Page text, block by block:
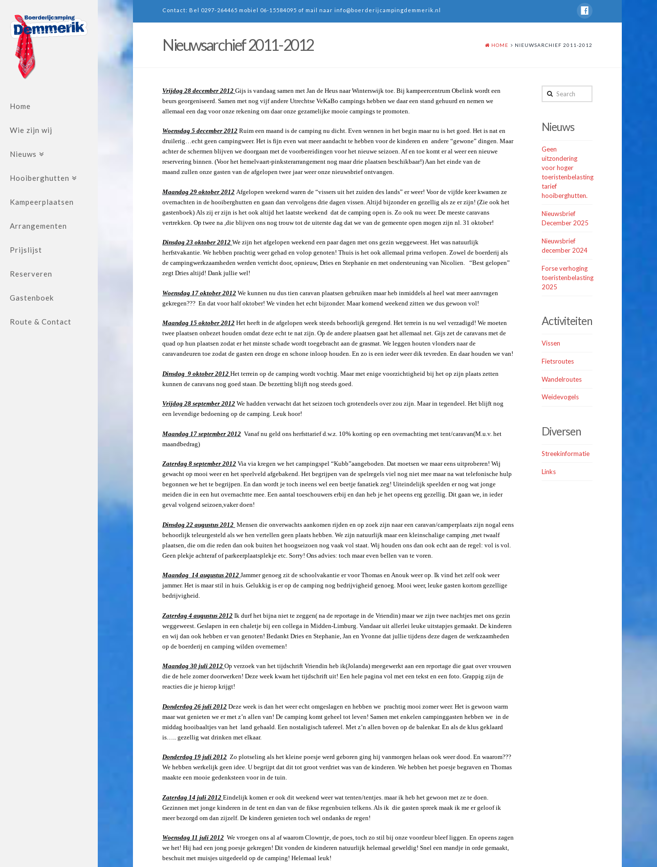
Contact: Bel 0297-264465 mobiel 06-15584095 of mail naar info@boerderijcampingdemmerik.nl
Home
Wie zijn wij
Nieuws
Hooiberghutten
Kampeerplaatsen
Arrangementen
Prijslijst
Reserveren
Gastenboek
Route & Contact
Nieuwsarchief 2011-2012 HOME NIEUWSARCHIEF 2011-2012
Vrijdag 28 december 2012 Gijs is vandaag samen met Jan de Heus naar Winterswijk toe. Bij kampeercentrum Obelink wordt een
beurs georgeniseerd. Samen met nog vijf andere Utrechtse VeKaBo campings hebben we daar een stand gehuurd en nemen we
allemaal een dag voor onze rekening om daar onze gezamelijke mooie campings te promoten.
Woensdag 5 december 2012 Ruim een maand is de camping nu dicht. Even wennen in het begin maar nu is het goed. Het is nat en
druilerig…echt geen campingweer. Het is fijn even wat meer aandacht te hebben voor de kinderen en andere “gewone” dingen. Maar
achter de schermen blijven we doorgaan met de voorbereidingen voor het nieuwe seizoen. Af en toe komt er al weer een nieuwe
reservering binnen. (Voor het hemelvaart-pinksterarrangement nog maar drie plaatsen beschikbaar!) Aan het einde van de
maand zullen onze gasten van de afgelopen twee jaar weer onze nieuwsbrief ontvangen.
Maandag 29 oktober 2012 Afgelopen weekend waren de “vissers uit het zuiden des lands” er weer! Voor de vijfde keer kwamen ze
overnachten in de hooiberghutten en gaan dan vervolgens drie dagen vissen. Altijd bijzonder en gezellig als ze er zijn! (Zie ook het
gastenboek) Als zij er zijn is het ook altijd het laatste weekend dat de camping open is. Zo ook nu weer. De meeste caravans
vertrekken. Op twee na ,die blijven ons nog trouw tot de uiterste dag dat we van de gemeente open mogen zijn nl. 31 oktober!
Dinsdag 23 oktober 2012 We zijn het afgelopen weekend een paar dagen met ons gezin weggeweest. Het was natuurlijk
herfstvakantie. We hebben prachtig weer gehad en volop genoten! Thuis is het ook allemaal prima verlopen. Zowel de boerderij als
de campingwerkzaamheden werden verricht door, opnieuw, Dries en Stephanie en met ondersteuning van Nicolien. “Best gelopen”
zegt Dries altijd! Dank jullie wel!
Woensdag 17 oktober 2012 We kunnen nu dus tien caravan plaatsen gebruiken maar heb inmiddels al heel wat meer aanvragen
gekregen??? En dat voor half oktober! We vinden het echt bijzonder. Maar komend weekend zitten we dus gewoon vol!
Maandag 15 oktober 2012 Het heeft in de afgelopen week steeds behoorlijk geregend. Het terrein is nu wel verzadigd! We moeten
twee plaatsen onbezet houden omdat deze echt te nat zijn. Op de andere plaatsen gaat het allemaal net. Gijs zet de caravans met de
quad op hun plaatsen zodat er het minste schade wordt toegebracht aan de grasmat. We leggen houten vlonders naar de
caravandeuren toe zodat de gasten een droge en schone inloop houden. En zo is een ieder weer dik tevreden. En daar houden we van!
Dinsdag 9 oktober 2012 Het terrein op de camping wordt vochtig. Maar met enige voorzichtigheid bij het op zijn plaats zetten
kunnen de caravans nog goed staan. De bezetting blijft nog steeds goed.
Vrijdag 28 september 2012 We hadden verwacht dat het seizoen toch grotendeels over zou zijn. Maar in tegendeel. Het blijft nog
een levendige bedoening op de camping. Leuk hoor!
Maandag 17 september 2012 Vanaf nu geld ons herfsttarief d.w.z. 10% korting op een overnachting met tent/caravan(M.u.v. het
maandbedrag)
Zaterdag 8 september 2012 Via via kregen we het campingspel “Kubb”aangeboden. Dat moetsen we maar eens uitproberen! Wij
gewacht op mooi weer en het speelveld afgebakend. Het begrijpen van de spelregels viel nog niet mee maar na wat telefonische hulp
begonnen we het te begrijpen. En dan wordt je toch ineens wel een beetje fanatiek zeg! Uiteindelijk speelden er nog wat jonge
meiden die in een hut overnachtte mee. Een aantal toeschouwers erbij en dan heb je het opeens erg gezellig. Dit gaan we, in ieder
geval volgend seizoen,vaker doen!
Dinsdag 22 augustus 2012 Mensen die onverwachts aankomen rijden en op zoek zijn naar een caravan/camperplaats zijn nogal eens
behoorlijk teleurgesteld als we hen vertellen geen plaats hebben. We zijn natuurlijk maar een kleinschalige camping ,met twaalf
plaatsen, die om die reden dan ook buiten het hoogseizoen nog vaak vol staat. Wij houden ons dan ook echt aan de regel: vol is vol.
Geen plekje achteraf of parkeerplaatsplekje etc. Sorry! Ons advies: toch maar even bellen van te voren.
Maandag 14 augustus 2012 Jammer genoeg zit de schoolvakantie er voor Thomas en Anouk weer op. Ik vind het zelf ook weer
jammer. Het is maar stil in huis. Gelukkig is er op de camping nog bedrijvigheid genoeg. Mooi weer, leuke gasten kortom gezellige
bedrijvigheid.
Zaterdag 4 augustus 2012 Ik durf het bijna niet te zeggen( na de reportage in de Vriendin) maar we zijn twee nachtjes met ons gezin
weggeweest. Geslapen in een chaletje bij een collega in Midden-Limburg. Vandaar uit allerlei leuke uitstapjes gemaakt. De kinderen
en wij dan ook hebben er van genoten! Bedankt Dries en Stephanie, Jan en Yvonne dat jullie tijdens deze dagen de werkzaamheden
op de boerderij en camping wilden overnemen!
Maandag 30 juli 2012 Op verzoek van het tijdschrift Vriendin heb ik(Jolanda) meegewerkt aan een reportage die gaat over vrouwen
die de hele zomer doorwerken! Deze week kwam het tijdschrift uit! Een hele pagina vol met een tekst en een foto. Grappig zijn de
reacties die je hierop krijgt!
Donderdag 26 juli 2012 Deze week is dan het weer echt omgeslagen en hebben we prachtig mooi zomer weer. Het is gewoon warm
maar wat genieten we er met z’n allen van! De camping komt geheel tot leven! Samen met enkelen campinggasten hebben we in de
middag hooibaaltjes van het land gehaald. Een nostaligisch tafereel. Met z’n allen boven op de balenkar. En als de klus geklaard
is….. gezellig wat drinken met elkaar.
Donderdag 19 juli 2012 Zo plotseling als het kleine poesje werd geboren ging hij vanmorgen helaas ook weer dood. En waarom???
We hebben werkelijk geen idee. U begrijpt dat dit tot groot verdriet was van de kinderen. We hebben het poesje begraven en Thomas
maakte een mooie gedenksteen voor in de tuin.
Zaterdag 14 juli 2012 Eindelijk komen er ook dit weekend weer wat tenten/tentjes. maar ik heb het gewoon met ze te doen.
Gezinnen met jonge kinderen in de tent en dan van de fikse regenbuien telkens. Als ik die gasten spreek maak ik me er geloof ik
meer bezorgd om dan zijzelf. De kinderen genieten toch wel ondanks de regen!
Woensdag 11 juli 2012 We vroegen ons al af waarom Clowntje, de poes, toch zo stil bij onze voordeur bleef liggen. En opeens zagen
we het! Hij had een jong poesje gekregen! Dit vonden de kinderen natuurlijk helemaal geweldig! Snel een mandje in orde gemaakt,
beschuit met muisjes uitgedeeld op de camping! Helemaal leuk!
Search
Nieuws
Geen
uitzondering
voor hoger
toeristenbelasting
tarief
hooiberghutten.
Nieuwsbrief
December 2025
Nieuwsbrief
december 2024
Forse verhoging
toeristenbelasting
2025
Activiteiten
Vissen
Fietsroutes
Wandelroutes
Weidevogels
Diversen
Streekinformatie
Links